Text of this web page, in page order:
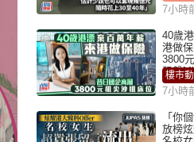
7小時
40歲
港做
3800
租盤
樓市
7小時
「你
放榜